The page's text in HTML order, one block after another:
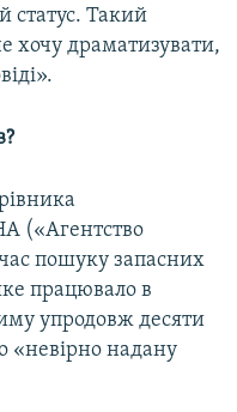
статус. Такий
хочу драматизувати,
(«Агентство
пошуку запасних
працювало в
упродовж десяти
«невірно надану